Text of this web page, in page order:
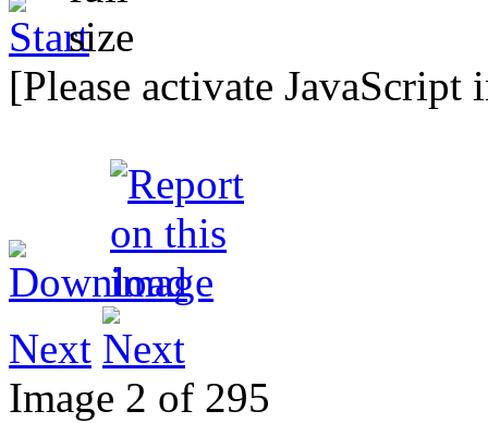
[Please activate
Next
Image 2 of 295